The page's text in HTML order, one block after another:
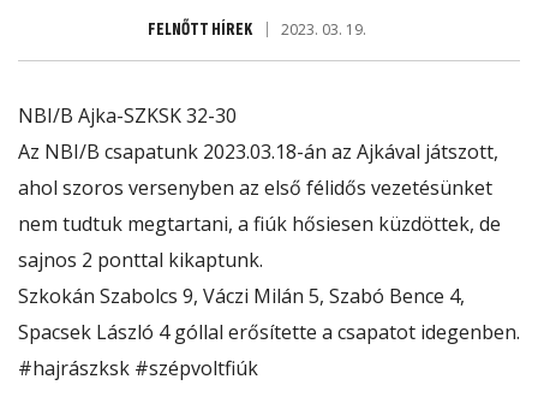
FELNŐTT HÍREK 2023. 03. 19.
NBI/B Ajka-SZKSK 32-30
Az NBI/B csapatunk 2023.03.18-án az Ajkával játszott,
ahol szoros versenyben az első félidős vezetésünket
nem tudtuk megtartani, a fiúk hősiesen küzdöttek, de
sajnos 2 ponttal kikaptunk.
Szkokán Szabolcs 9, Váczi Milán 5, Szabó Bence 4,
Spacsek László 4 góllal erősítette a csapatot idegenben.
#hajrászksk #szépvoltfiúk